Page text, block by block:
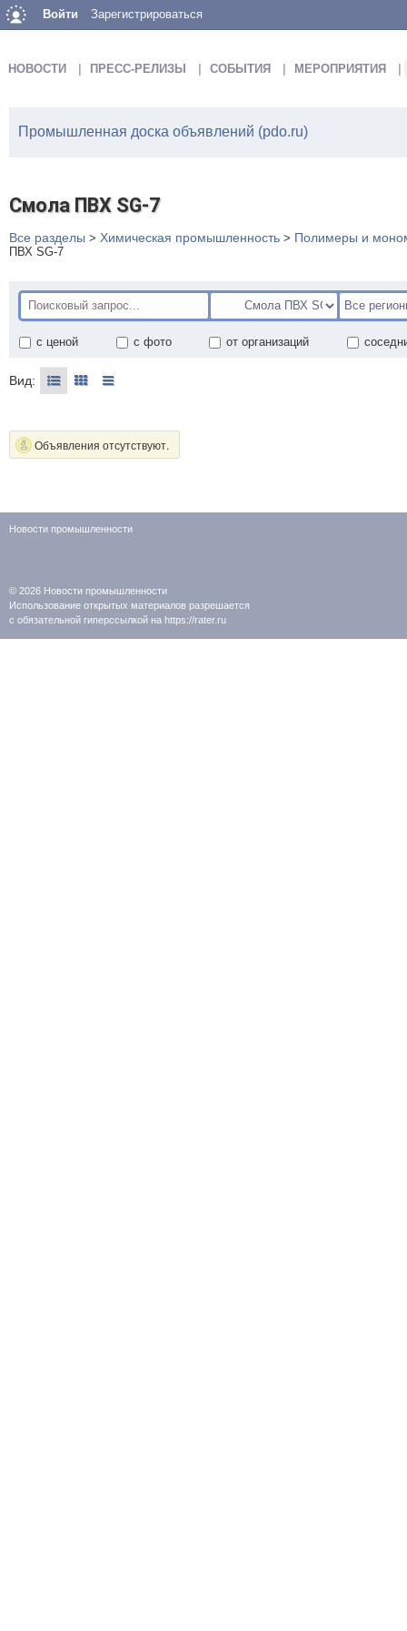
Войти Зарегистрироваться
НОВОСТИ ПРЕСС-РЕЛИЗЫ СОБЫТИЯ МЕРОПРИЯТИЯ
Промышленная доска объявлений (pdo.ru)
Смола ПВХ SG-7
Все разделы > Химическая промышленность > Полимеры и
ПВХ SG-7
с ценой с фото от организаций
Вид:
Объявления отсутствуют.
Новости промышленности
© 2026 Новости промышленности
Использование открытых материалов разрешается
с обязательной гиперссылкой на https://rater.ru